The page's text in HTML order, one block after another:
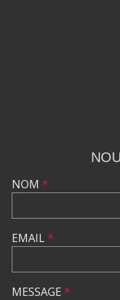
NOM *
EMAIL*
MESSAGE *